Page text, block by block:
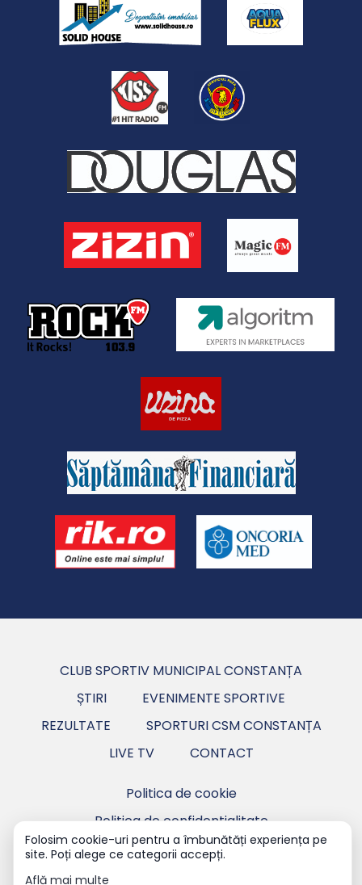
CLUB SPORTIV MUNICIPAL CONSTANȚA
ȘTIRI
EVENIMENTE SPORTIVE
REZULTATE
SPORTURI CSM CONSTANȚA
LIVE TV
CONTACT
Politica de cookie
Politica de confidentialitate
Copyright ©2026 CSM Constanța - Club Sportiv
Folosim cookie-uri pentru a îmbunătăți experiența pe
site. Poți alege ce categorii accepți.
Află mai multe